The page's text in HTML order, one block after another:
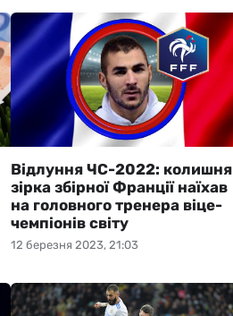
12 березня 2023, 21:03
Відлуння ЧС-2022: колишня
зірка збірної Франції наїхав
на головного тренера віце-
чемпіонів світу